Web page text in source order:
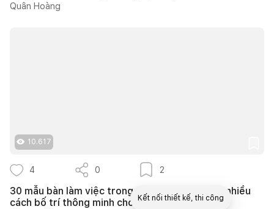
Quân Hoàng
10.617
4 0 2
30 mẫu bàn làm việc trong phòng ngủ đẹp với nhiều
cách bố trí thông minh cho mọi diện tích
Kết nối thiết kế, thi công